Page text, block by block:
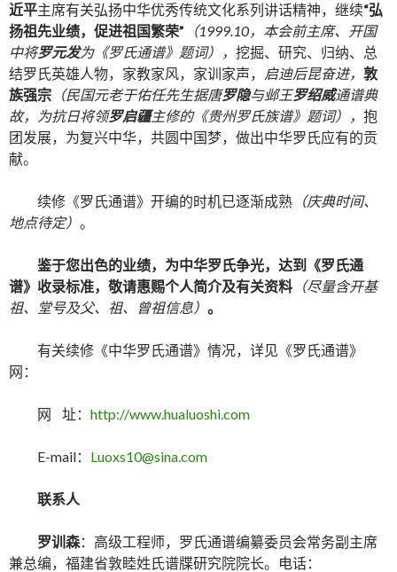
近平主席有关弘扬中华优秀传统文化系列讲话精神，继续“弘
扬祖先业绩，促进祖国繁荣” （1999.10，本会前主席、开国
中将罗元发为《罗氏通谱》题词）， 挖掘、研究、归纳、总
结罗氏英雄人物，家教家风，家训家声，
启迪后昆奋进， 敦
族强宗 （民国元老于佑任先生据唐罗隐与邺王罗绍威通谱典
故，为抗日将领罗启疆主修的《贵州罗氏族谱》题词）， 抱
团发展，为复兴中华，共圆中国梦，做出中华罗氏应有的贡
献。
续修《罗氏通谱》开编的时机已逐渐成熟 （庆典时间、
地点待定） 。
鉴于您出色的业绩，为中华罗氏争光，达到《罗氏通
谱》收录标准，敬请惠赐个人简介及有关资料 （尽量含开基
祖、堂号及父、祖、曾祖信息） 。
有关续修《中华罗氏通谱》情况，详见《罗氏通谱》
网：
网 址： http://www.hualuoshi.com
E-mail： Luoxs10@sina.com
联系人
罗训森：高级工程师，罗氏通谱编纂委员会常务副主席
兼总编，福建省敦睦姓氏谱牒研究院院长。电话：